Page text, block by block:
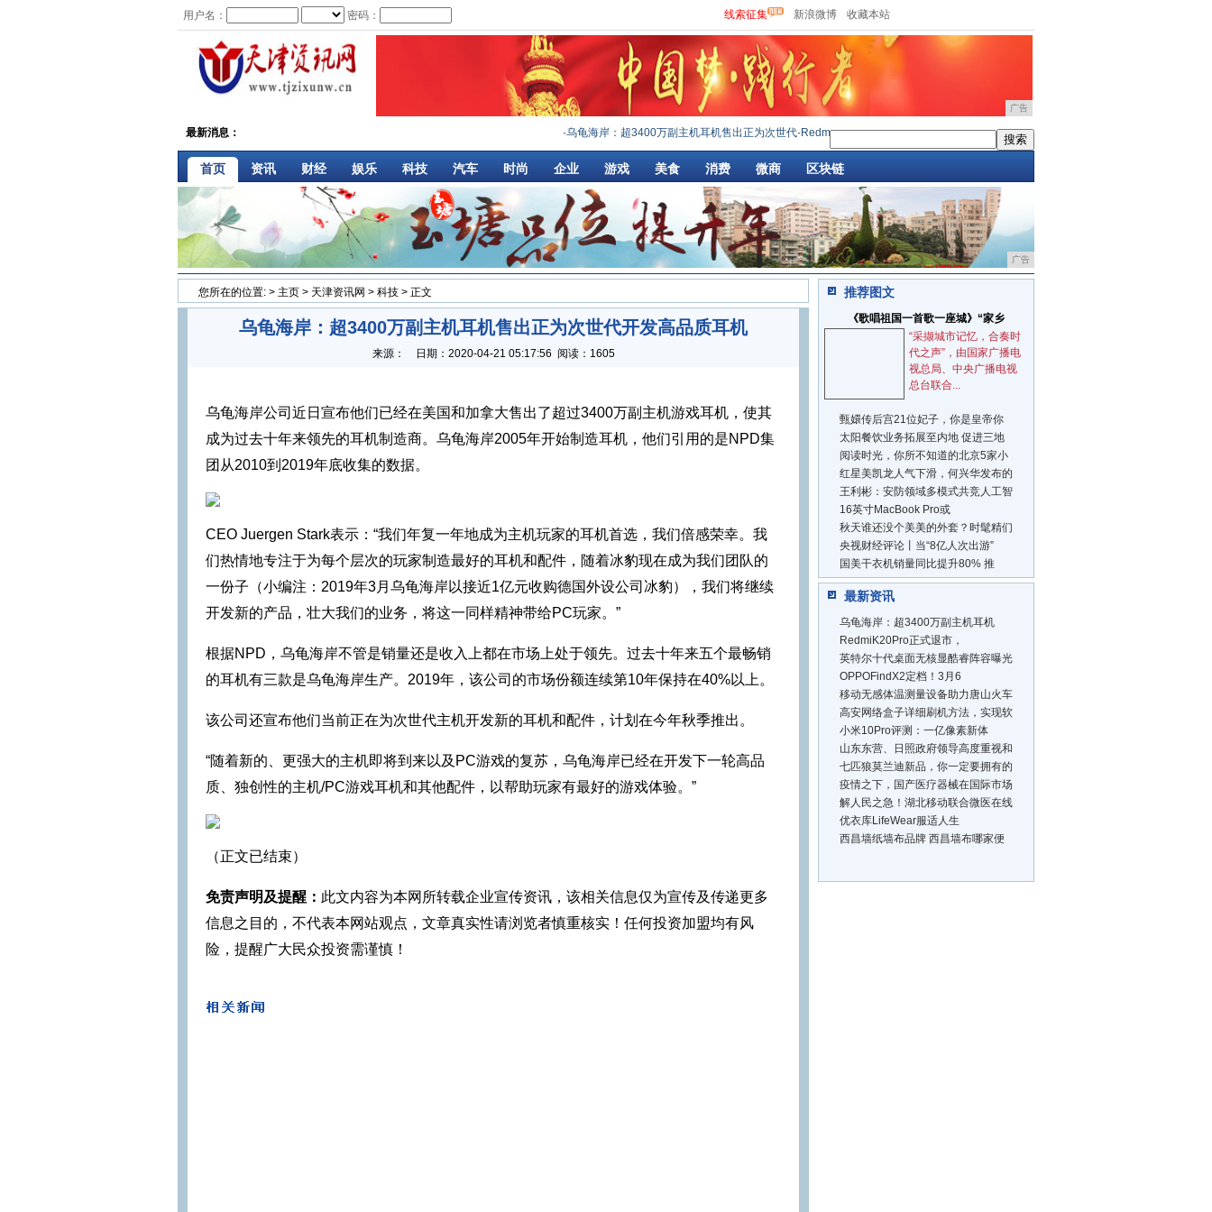
用户名： 密码： 线索征集 新浪微博 收藏本站
广告
最新消息： 乌龟海岸：超3400万副主机耳机售出正为次世代·RedmiK20Pro正式退市，K30Pro三·英特尔十代桌面无核显酷睿阵容曝光，升级DDR4
首页 资讯 财经 娱乐 科技 汽车 时尚 企业 游戏 美食 消费 微商 区块链
广告
您所在的位置: > 主页 > 天津资讯网 > 科技 > 正文
乌龟海岸：超3400万副主机耳机售出正为次世代开发高品质耳机
来源： 日期： 2020-04-21 05:17:56 阅读：1605
乌龟海岸公司近日宣布他们已经在美国和加拿大售出了超过3400万副主机游戏耳机，使其
成为过去十年来领先的耳机制造商。乌龟海岸2005年开始制造耳机，他们引用的是NPD集
团从2010到2019年底收集的数据。
CEO Juergen Stark表示：“我们年复一年地成为主机玩家的耳机首选，我们倍感荣幸。我
们热情地专注于为每个层次的玩家制造最好的耳机和配件，随着冰豹现在成为我们团队的
一份子（小编注：2019年3月乌龟海岸以接近1亿元收购德国外设公司冰豹），我们将继续
开发新的产品，壮大我们的业务，将这一同样精神带给PC玩家。”
根据NPD，乌龟海岸不管是销量还是收入上都在市场上处于领先。过去十年来五个最畅销
的耳机有三款是乌龟海岸生产。2019年，该公司的市场份额连续第10年保持在40%以上。
该公司还宣布他们当前正在为次世代主机开发新的耳机和配件，计划在今年秋季推出。
“随着新的、更强大的主机即将到来以及PC游戏的复苏，乌龟海岸已经在开发下一轮高品
质、独创性的主机/PC游戏耳机和其他配件，以帮助玩家有最好的游戏体验。”
（正文已结束）
免责声明及提醒： 此文内容为本网所转载企业宣传资讯，该相关信息仅为宣传及传递更多
信息之目的，不代表本网站观点，文章真实性请浏览者慎重核实！任何投资加盟均有风
险，提醒广大民众投资需谨慎！
推荐图文
《歌唱祖国一首歌一座城》“家乡
“采撷城市记忆，合奏时
代之声”，由国家广播电
视总局、中央广播电视
总台联合...
甄嬛传后宫21位妃子，你是皇帝你
太阳餐饮业务拓展至内地 促进三地
阅读时光，你所不知道的北京5家小
红星美凯龙人气下滑，何兴华发布的
王利彬：安防领域多模式共竞人工智
16英寸MacBook Pro或
秋天谁还没个美美的外套？时髦精们
央视财经评论丨当“8亿人次出游”
国美干衣机销量同比提升80% 推
最新资讯
乌龟海岸：超3400万副主机耳机
RedmiK20Pro正式退市，
英特尔十代桌面无核显酷睿阵容曝光
OPPOFindX2定档！3月6
移动无感体温测量设备助力唐山火车
高安网络盒子详细刷机方法，实现软
小米10Pro评测：一亿像素新体
山东东营、日照政府领导高度重视和
七匹狼莫兰迪新品，你一定要拥有的
疫情之下，国产医疗器械在国际市场
解人民之急！湖北移动联合微医在线
​优衣库LifeWear服适人生
西昌墙纸墙布品牌 西昌墙布哪家便